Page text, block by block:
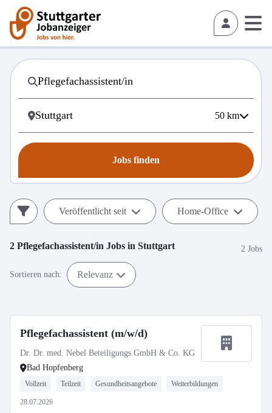
50 km
Jobs finden
Veröffentlicht seit Home-Office
2 Pflegefachassistent/in Jobs in Stuttgart 2 Jobs
Sortieren nach: Relevanz
Pflegefachassistent (m/w/d)
Dr. Dr. med. Nebel Beteiligungs GmbH & Co. KG
Bad Hopfenberg
Vollzeit Teilzeit Gesundheitsangebote Weiterbildungen
28.07.2026